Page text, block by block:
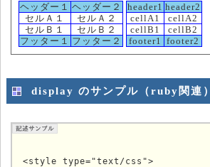
ヘッダー１ ヘッダー２
セルＡ１
セルＡ２
セルＢ１
セルＢ２
フッター１
フッター２
header1 header2
cellA1
cellA2
cellB1
cellB2
footer1
footer2
display のサンプル（ruby関連）
<style type="text/css">